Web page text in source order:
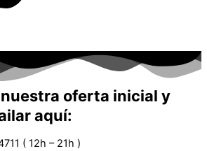
oferta inicial y
aquí:
( 12h – 21h )